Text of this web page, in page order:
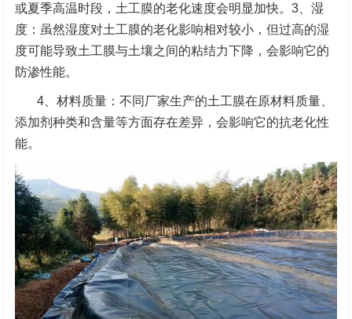
或夏季高温时段，土工膜的老化速度会明显加快。3、湿
度：虽然湿度对土工膜的老化影响相对较小，但过高的湿
度可能导致土工膜与土壤之间的粘结力下降，会影响它的
防渗性能。
4、材料质量：不同厂家生产的土工膜在原材料质量、
添加剂种类和含量等方面存在差异，会影响它的抗老化性
能。